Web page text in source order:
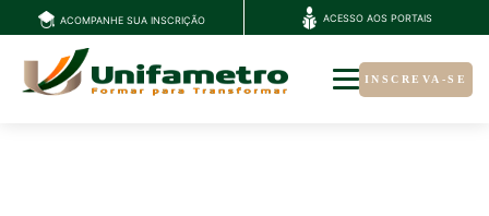
ACOMPANHE SUA INSCRIÇÃO ACESSO AOS PORTAIS
INSCREVA-SE